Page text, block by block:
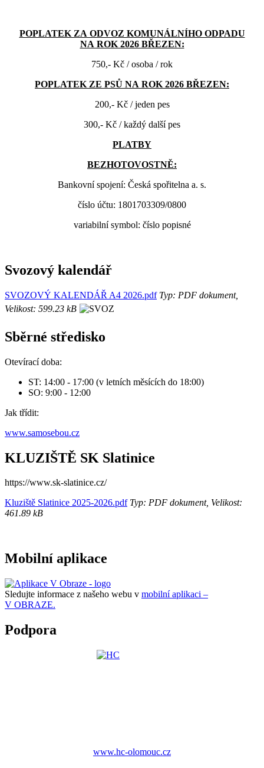
POPLATEK ZA ODVOZ KOMUNÁLNÍHO ODPADU
NA ROK 2026 BŘEZEN:
750,- Kč / osoba / rok
POPLATEK ZE PSŮ NA ROK 2026 BŘEZEN:
200,- Kč / jeden pes
300,- Kč / každý další pes
PLATBY
BEZHOTOVOSTNĚ:
Bankovní spojení: Česká spořitelna a. s.
číslo účtu: 1801703309/0800
variabilní symbol: číslo popisné
Svozový kalendář
SVOZOVÝ KALENDÁŘ A4 2026.pdfTyp: PDF dokument,
Velikost: 599.23 kB
Sběrné středisko
Otevírací doba:
ST: 14:00 - 17:00 (v letních měsících do 18:00)
SO: 9:00 - 12:00
Jak třídit:
www.samosebou.cz
KLUZIŠTĚ SK Slatinice
https://www.sk-slatinice.cz/
Kluziště Slatinice 2025-2026.pdfTyp: PDF dokument, Velikost:
461.89 kB
Mobilní aplikace
Sledujte informace z našeho webu v mobilní aplikaci –
V OBRAZE.
Podpora
www.hc-olomouc.cz